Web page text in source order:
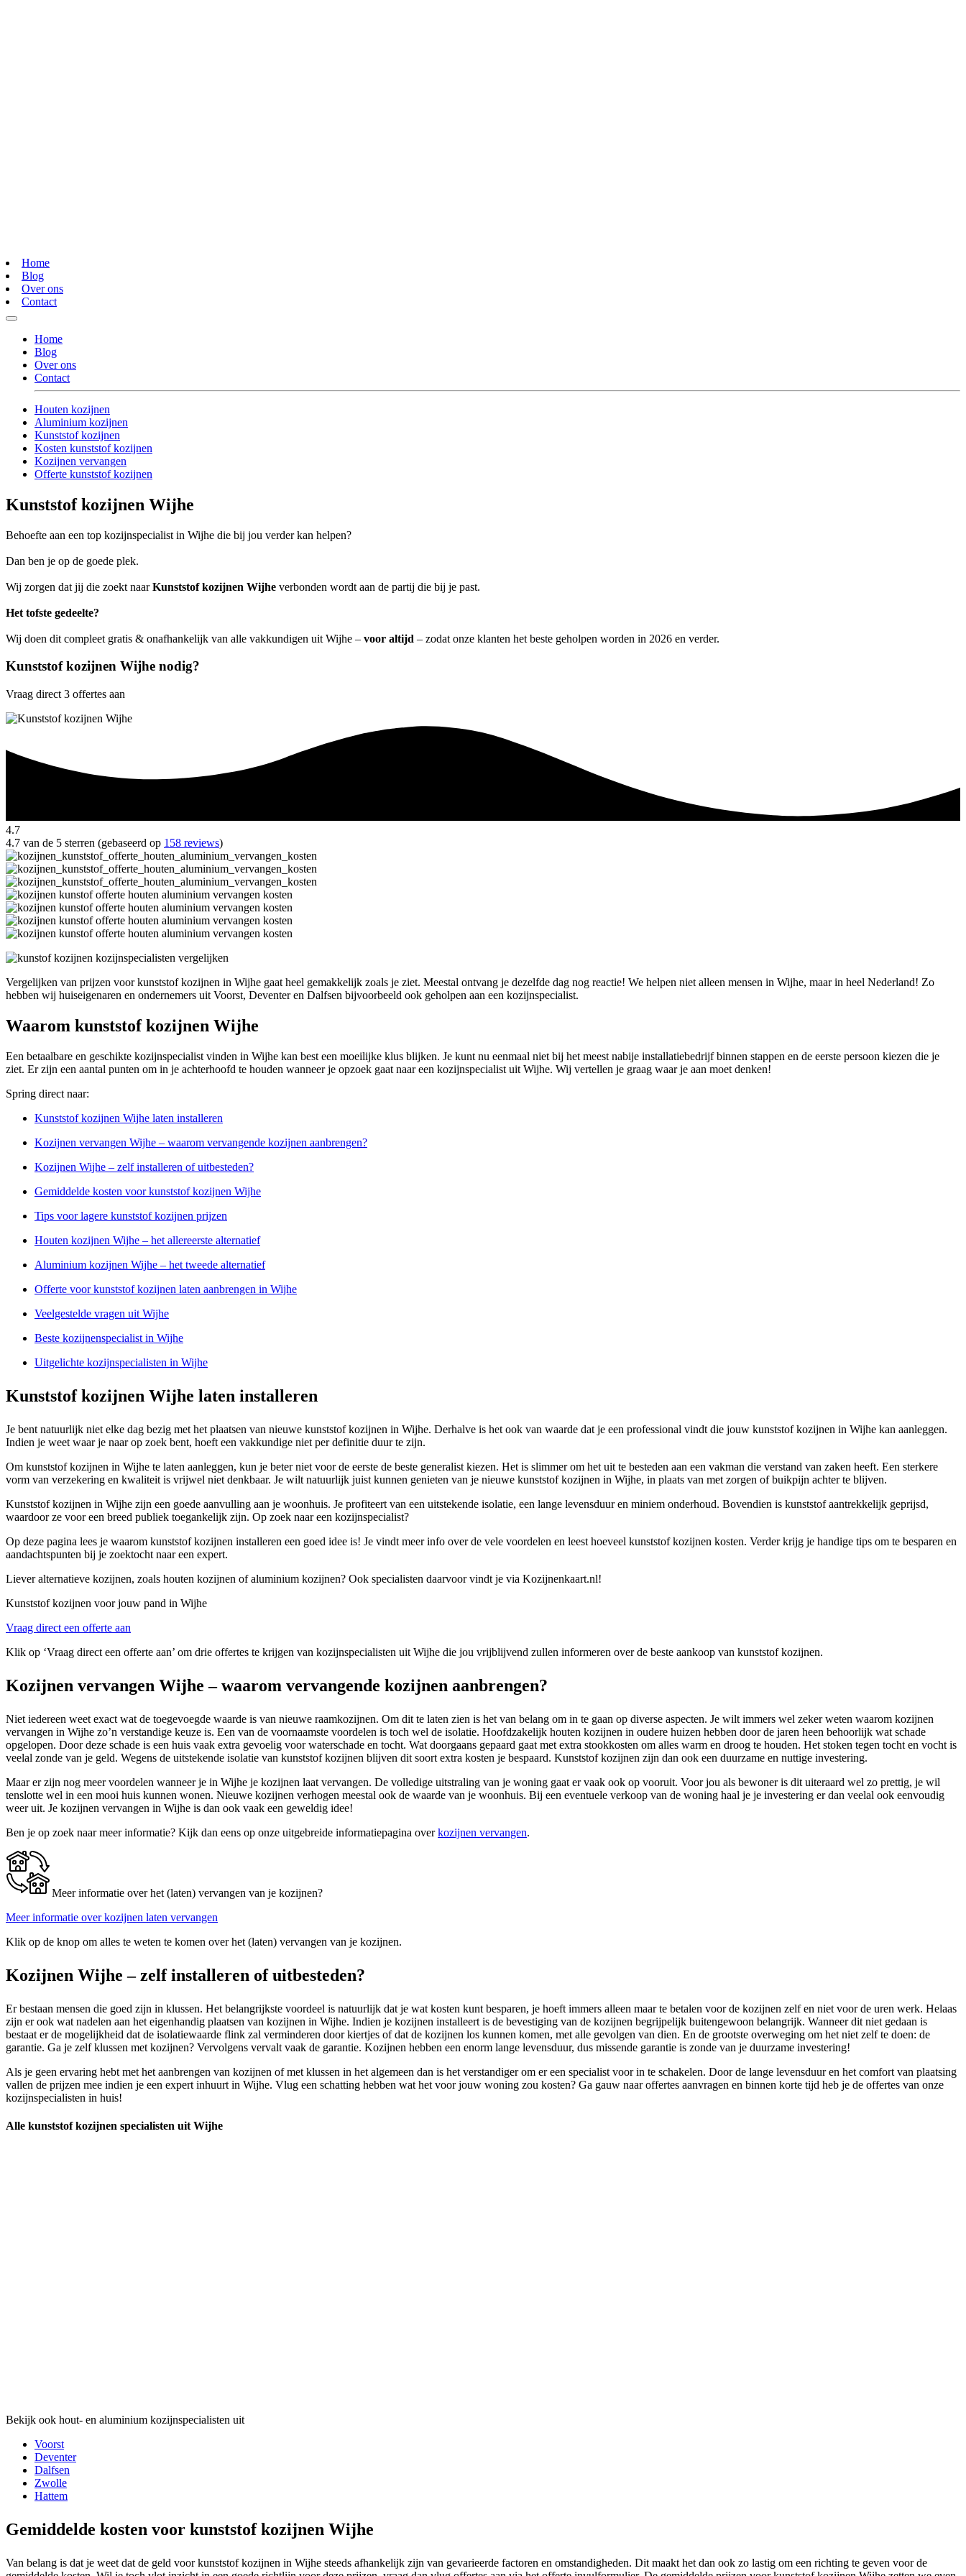
Home
Blog
Over ons
Contact
Home
Blog
Over ons
Contact
Houten kozijnen
Aluminium kozijnen
Kunststof kozijnen
Kosten kunststof kozijnen
Kozijnen vervangen
Offerte kunststof kozijnen
Kunststof kozijnen Wijhe
Behoefte aan een top kozijnspecialist in Wijhe die bij jou verder kan helpen?
Dan ben je op de goede plek.
Wij zorgen dat jij die zoekt naarKunststof kozijnen Wijhe verbonden wordt aan de partij die bij je past.
Het tofste gedeelte?
Wij doen dit compleet gratis & onafhankelijk van alle vakkundigen uit Wijhe – voor altijd – zodat onze klanten het beste geholpen worden in 2026 en verder.
Kunststof kozijnen Wijhe nodig?
Vraag direct 3 offertes aan
4.7
4.7 van de 5 sterren (gebaseerd op 158 reviews)
Vergelijken van prijzen voor kunststof kozijnen in Wijhe gaat heel gemakkelijk zoals je ziet. Meestal ontvang je dezelfde dag nog reactie! We helpen niet alleen mensen in Wijhe, maar in heel Nederland! Zo
hebben wij huiseigenaren en ondernemers uit Voorst, Deventer en Dalfsen bijvoorbeeld ook geholpen aan een kozijnspecialist.
Waarom kunststof kozijnen Wijhe
Een betaalbare en geschikte kozijnspecialist vinden in Wijhe kan best een moeilijke klus blijken. Je kunt nu eenmaal niet bij het meest nabije installatiebedrijf binnen stappen en de eerste persoon kiezen die je
ziet. Er zijn een aantal punten om in je achterhoofd te houden wanneer je opzoek gaat naar een kozijnspecialist uit Wijhe. Wij vertellen je graag waar je aan moet denken!
Spring direct naar:
Kunststof kozijnen Wijhe laten installeren
Kozijnen vervangen Wijhe – waarom vervangende kozijnen aanbrengen?
Kozijnen Wijhe – zelf installeren of uitbesteden?
Gemiddelde kosten voor kunststof kozijnen Wijhe
Tips voor lagere kunststof kozijnen prijzen
Houten kozijnen Wijhe – het allereerste alternatief
Aluminium kozijnen Wijhe – het tweede alternatief
Offerte voor kunststof kozijnen laten aanbrengen in Wijhe
Veelgestelde vragen uit Wijhe
Beste kozijnenspecialist in Wijhe
Uitgelichte kozijnspecialisten in Wijhe
Kunststof kozijnen Wijhe laten installeren
Je bent natuurlijk niet elke dag bezig met het plaatsen van nieuwe kunststof kozijnen in Wijhe. Derhalve is het ook van waarde dat je een professional vindt die jouw kunststof kozijnen in Wijhe kan aanleggen.
Indien je weet waar je naar op zoek bent, hoeft een vakkundige niet per definitie duur te zijn.
Om kunststof kozijnen in Wijhe te laten aanleggen, kun je beter niet voor de eerste de beste generalist kiezen. Het is slimmer om het uit te besteden aan een vakman die verstand van zaken heeft. Een sterkere
vorm van verzekering en kwaliteit is vrijwel niet denkbaar. Je wilt natuurlijk juist kunnen genieten van je nieuwe kunststof kozijnen in Wijhe, in plaats van met zorgen of buikpijn achter te blijven.
Kunststof kozijnen in Wijhe zijn een goede aanvulling aan je woonhuis. Je profiteert van een uitstekende isolatie, een lange levensduur en miniem onderhoud. Bovendien is kunststof aantrekkelijk geprijsd,
waardoor ze voor een breed publiek toegankelijk zijn. Op zoek naar een kozijnspecialist?
Op deze pagina lees je waarom kunststof kozijnen installeren een goed idee is! Je vindt meer info over de vele voordelen en leest hoeveel kunststof kozijnen kosten. Verder krijg je handige tips om te besparen en
aandachtspunten bij je zoektocht naar een expert.
Liever alternatieve kozijnen, zoals houten kozijnen of aluminium kozijnen? Ook specialisten daarvoor vindt je via Kozijnenkaart.nl!
Kunststof kozijnen voor jouw pand in Wijhe
Vraag direct een offerte aan
Klik op ‘Vraag direct een offerte aan’ om drie offertes te krijgen van kozijnspecialisten uit Wijhe die jou vrijblijvend zullen informeren over de beste aankoop van kunststof kozijnen.
Kozijnen vervangen Wijhe – waarom vervangende kozijnen aanbrengen?
Niet iedereen weet exact wat de toegevoegde waarde is van nieuwe raamkozijnen. Om dit te laten zien is het van belang om in te gaan op diverse aspecten. Je wilt immers wel zeker weten waarom kozijnen
vervangen in Wijhe zo’n verstandige keuze is. Een van de voornaamste voordelen is toch wel de isolatie. Hoofdzakelijk houten kozijnen in oudere huizen hebben door de jaren heen behoorlijk wat schade
opgelopen. Door deze schade is een huis vaak extra gevoelig voor waterschade en tocht. Wat doorgaans gepaard gaat met extra stookkosten om alles warm en droog te houden. Het stoken tegen tocht en vocht is
veelal zonde van je geld. Wegens de uitstekende isolatie van kunststof kozijnen blijven dit soort extra kosten je bespaard. Kunststof kozijnen zijn dan ook een duurzame en nuttige investering.
Maar er zijn nog meer voordelen wanneer je in Wijhe je kozijnen laat vervangen. De volledige uitstraling van je woning gaat er vaak ook op vooruit. Voor jou als bewoner is dit uiteraard wel zo prettig, je wil
tenslotte wel in een mooi huis kunnen wonen. Nieuwe kozijnen verhogen meestal ook de waarde van je woonhuis. Bij een eventuele verkoop van de woning haal je je investering er dan veelal ook eenvoudig
weer uit. Je kozijnen vervangen in Wijhe is dan ook vaak een geweldig idee!
Ben je op zoek naar meer informatie? Kijk dan eens op onze uitgebreide informatiepagina overkozijnen vervangen.
Meer informatie over het (laten) vervangen van je kozijnen?
Meer informatie over kozijnen laten vervangen
Klik op de knop om alles te weten te komen over het (laten) vervangen van je kozijnen.
Kozijnen Wijhe – zelf installeren of uitbesteden?
Er bestaan mensen die goed zijn in klussen. Het belangrijkste voordeel is natuurlijk dat je wat kosten kunt besparen, je hoeft immers alleen maar te betalen voor de kozijnen zelf en niet voor de uren werk. Helaas
zijn er ook wat nadelen aan het eigenhandig plaatsen van kozijnen in Wijhe. Indien je kozijnen installeert is de bevestiging van de kozijnen begrijpelijk buitengewoon belangrijk. Wanneer dit niet gedaan is
bestaat er de mogelijkheid dat de isolatiewaarde flink zal verminderen door kiertjes of dat de kozijnen los kunnen komen, met alle gevolgen van dien. En de grootste overweging om het niet zelf te doen: de
garantie. Ga je zelf klussen met kozijnen? Vervolgens vervalt vaak de garantie. Kozijnen hebben een enorm lange levensduur, dus missende garantie is zonde van je duurzame investering!
Als je geen ervaring hebt met het aanbrengen van kozijnen of met klussen in het algemeen dan is het verstandiger om er een specialist voor in te schakelen. Door de lange levensduur en het comfort van plaatsing
vallen de prijzen mee indien je een expert inhuurt in Wijhe. Vlug een schatting hebben wat het voor jouw woning zou kosten? Ga gauw naar offertes aanvragen en binnen korte tijd heb je de offertes van onze
kozijnspecialisten in huis!
Alle kunststof kozijnen specialisten uit Wijhe
Bekijk ook hout- en aluminium kozijnspecialisten uit
Voorst
Deventer
Dalfsen
Zwolle
Hattem
Gemiddelde kosten voor kunststof kozijnen Wijhe
Van belang is dat je weet dat de geld voor kunststof kozijnen in Wijhe steeds afhankelijk zijn van gevarieerde factoren en omstandigheden. Dit maakt het dan ook zo lastig om een richting te geven voor de